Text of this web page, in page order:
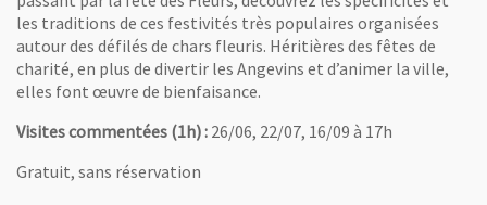
les traditions de ces festivités très populaires organisées
autour des défilés de chars fleuris. Héritières des fêtes de
charité, en plus de divertir les Angevins et d’animer la ville,
elles font œuvre de bienfaisance.
Visites commentées (1h) : 26/06, 22/07, 16/09 à 17h
Gratuit, sans réservation